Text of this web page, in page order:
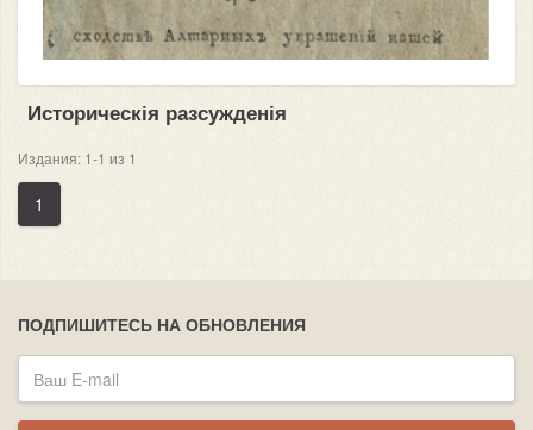
Историческiя разсужденiя
Издания: 1-1 из 1
1
ПОДПИШИТЕСЬ НА ОБНОВЛЕНИЯ